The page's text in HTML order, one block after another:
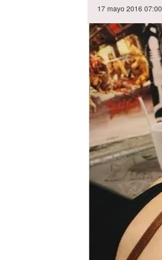
17 mayo 2016 07:00